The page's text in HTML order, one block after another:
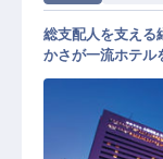
総支配人を支える
かさが一流ホテル